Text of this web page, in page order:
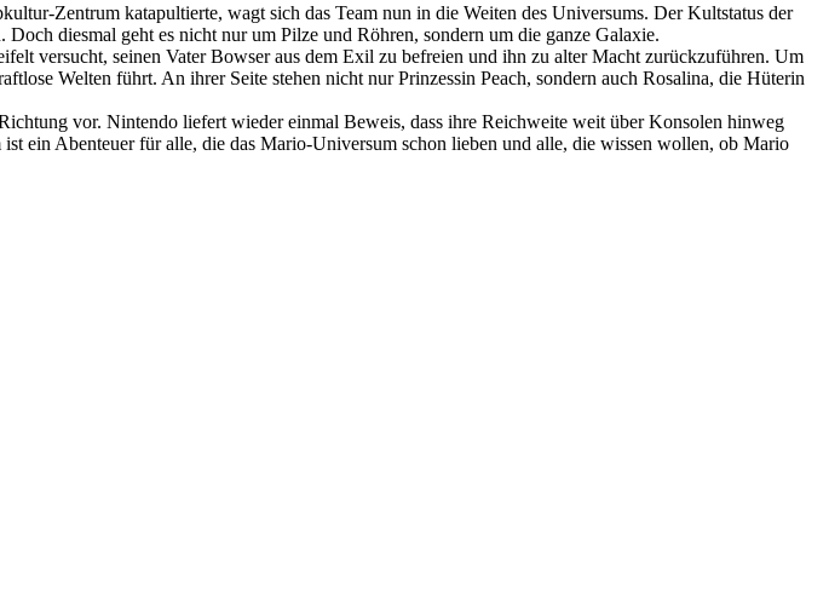
Zentrum katapultierte, wagt sich das Team nun in die Weiten des Universums. Der Kultstatus der
diesmal geht es nicht nur um Pilze und Röhren, sondern um die ganze Galaxie.
versucht, seinen Vater Bowser aus dem Exil zu befreien und ihn zu alter Macht zurückzuführen. Um
Welten führt. An ihrer Seite stehen nicht nur Prinzessin Peach, sondern auch Rosalina, die Hüterin
vor. Nintendo liefert wieder einmal Beweis, dass ihre Reichweite weit über Konsolen hinweg
ein Abenteuer für alle, die das Mario-Universum schon lieben und alle, die wissen wollen, ob Mario